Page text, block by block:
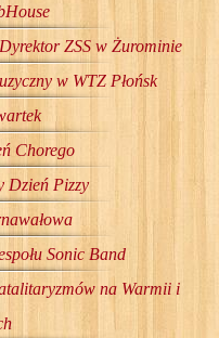
ZSS w Żurominie
w WTZ Płońsk
Chorego
Dzień Pizzy
Sonic Band
na Warmii i